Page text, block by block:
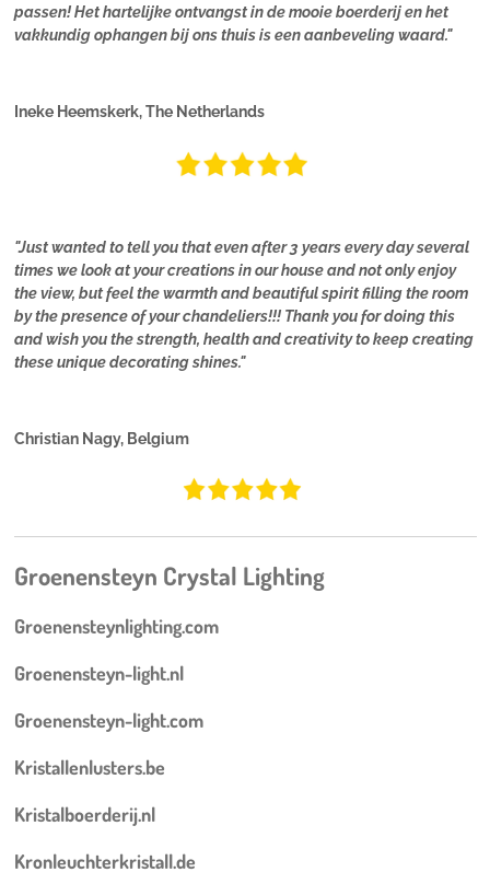
passen! Het hartelijke ontvangst in de mooie boerderij en het
vakkundig ophangen bij ons thuis is een aanbeveling waard."
Ineke Heemskerk, The Netherlands
"Just wanted to tell you that even after 3 years every day several
times we look at your creations in our house and not only enjoy
the view, but feel the warmth and beautiful spirit filling the room
by the presence of your chandeliers!!! Thank you for doing this
and wish you the strength, health and creativity to keep creating
these unique decorating shines."
Christian Nagy, Belgium
Groenensteyn Crystal Lighting
Groenensteynlighting.com
Groenensteyn-light.nl
Groenensteyn-light.com
Kristallenlusters.be
Kristalboerderij.nl
Kronleuchterkristall.de